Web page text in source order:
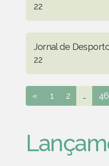
22
Jornal de
22
« 1 2 ... 46